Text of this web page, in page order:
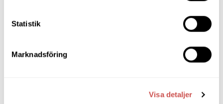
Statistik
Marknadsföring
Visa detaljer
önskelistan